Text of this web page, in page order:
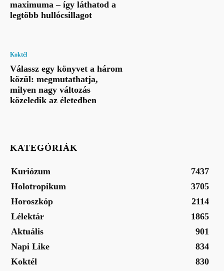
maximuma – így láthatod a
legtöbb hullócsillagot
Koktél
Válassz egy könyvet a három
közül: megmutathatja,
milyen nagy változás
közeledik az életedben
KATEGÓRIÁK
Kuriózum
7437
Holotropikum
3705
Horoszkóp
2114
Lélektár
1865
Aktuális
901
Napi Like
834
Koktél
830